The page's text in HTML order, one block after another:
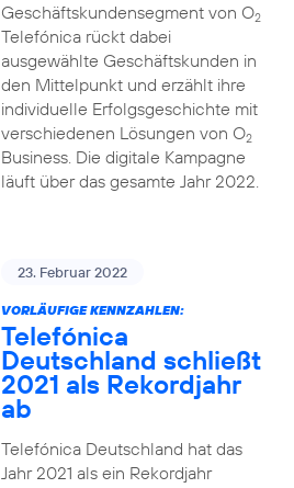
Geschäftskundensegment von O2
Telefónica rückt dabei
ausgewählte Geschäftskunden in
den Mittelpunkt und erzählt ihre
individuelle Erfolgsgeschichte mit
verschiedenen Lösungen von O2
Business. Die digitale Kampagne
läuft über das gesamte Jahr 2022.
23. Februar 2022
VORLÄUFIGE KENNZAHLEN:
Telefónica
Deutschland schließt
2021 als Rekordjahr
ab
Telefónica Deutschland hat das
Jahr 2021 als ein Rekordjahr